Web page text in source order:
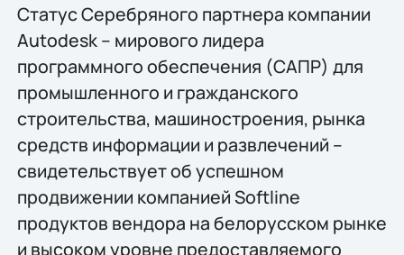
Статус Серебряного партнера компании
Autodesk – мирового лидера
программного обеспечения (САПР) для
промышленного и гражданского
строительства, машиностроения, рынка
средств информации и развлечений –
свидетельствует об успешном
продвижении компанией Softline
продуктов вендора на белорусском рынке
и высоком уровне предоставляемого